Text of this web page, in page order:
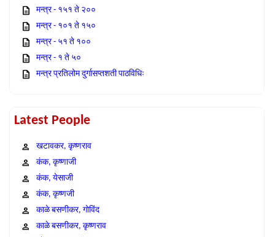
मन्त्र - १५१ ते २००
मन्त्र - १०१ ते १५०
मन्त्र - ५१ ते १००
मन्त्र - १ ते ५०
मन्त्र प्रतिलोम दुर्गासप्तशती पाठविधिः
Latest People
खटावकर, कृष्णराव
कंक, कृष्णाजी
कंक, येसाजी
कंक, कृष्णजी
काळे बसणीकर, गोविंद
काळे बसणीकर, कृष्णराव